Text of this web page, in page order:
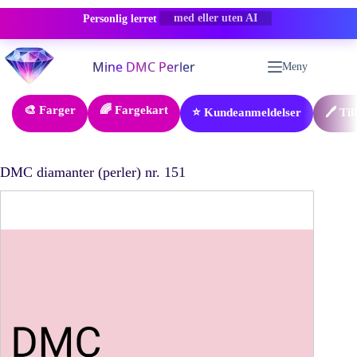
Personlig lerret -50% RABATT
Hopp
til
innholdet
Meny
🎨 Farger 🌈 Fargekart ⭐ Kundeanmeldelser 🖊️
DMC diamanter (perler) nr. 151